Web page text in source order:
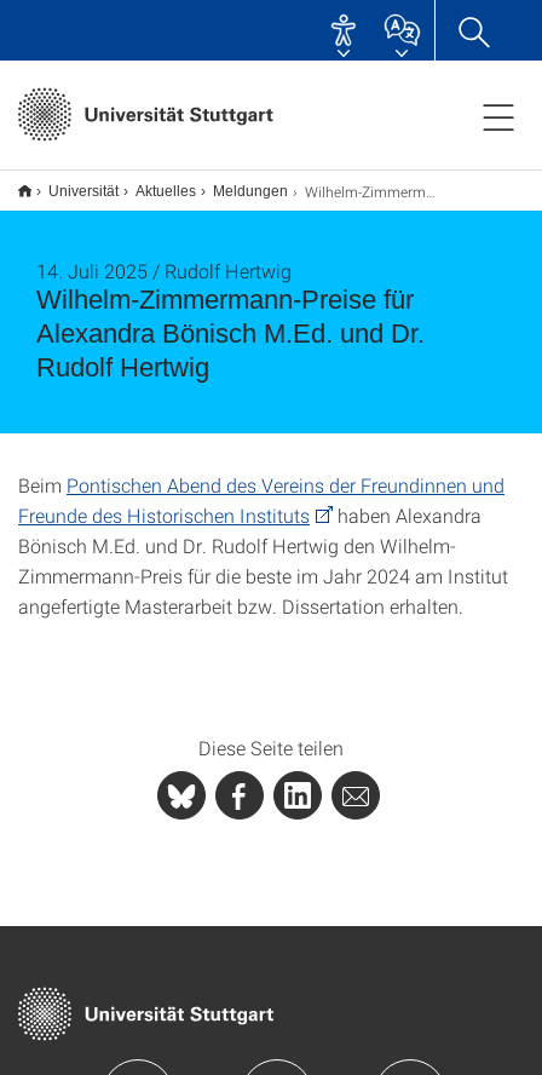
Universität Aktuelles Meldungen Wilhelm-Zimmermann-Preise für Alexandra Bönisch M.Ed. und Dr. Rudolf Hertwig
Wilhelm-Zimmermann-Preise für
Alexandra Bönisch M.Ed. und Dr.
Rudolf Hertwig
14. Juli 2025 / Rudolf Hertwig
Beim Pontischen Abend des Vereins der Freundinnen und
Freunde des Historischen Instituts
haben Alexandra
Bönisch M.Ed. und Dr. Rudolf Hertwig den Wilhelm-
Zimmermann-Preis für die beste im Jahr 2024 am Institut
angefertigte Masterarbeit bzw. Dissertation erhalten.
Diese Seite teilen